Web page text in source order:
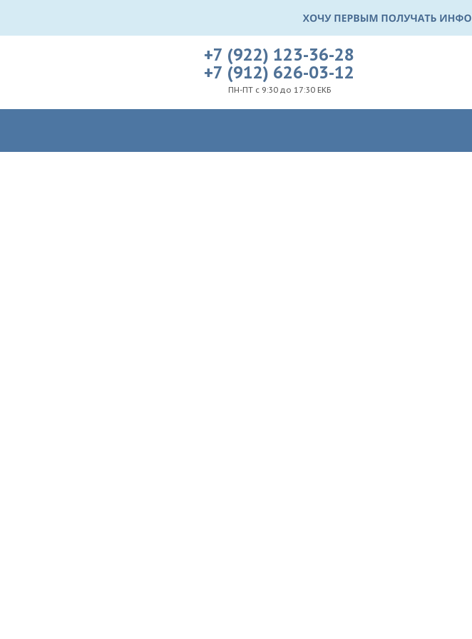
+7 (922) 123-36-28
+7 (912) 626-03-12
ПН-ПТ с 9:30 до 17:30 ЕКБ